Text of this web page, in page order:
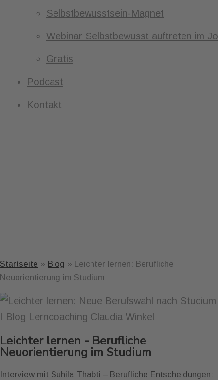
Selbstbewusstsein-Magnet
Webinar Selbstbewusst auftreten im
Gratis
Podcast
Kontakt
Startseite » Blog » Leichter lernen: Berufliche
Neuorientierung im Studium
Leichter lernen - Berufliche
Neuorientierung im Studium
Interview mit Suhila Thabti – Berufliche Entscheidungen: